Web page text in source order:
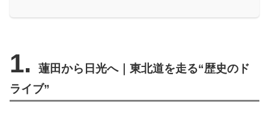
1.
蓮田から日光へ｜東北道を走る“歴史のド
ライブ”